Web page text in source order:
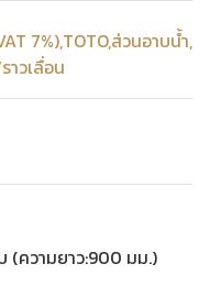
7%),TOTO,ส่วนอาบน้ำ,
าวเลื่อน
(ความยาว:900 มม.)